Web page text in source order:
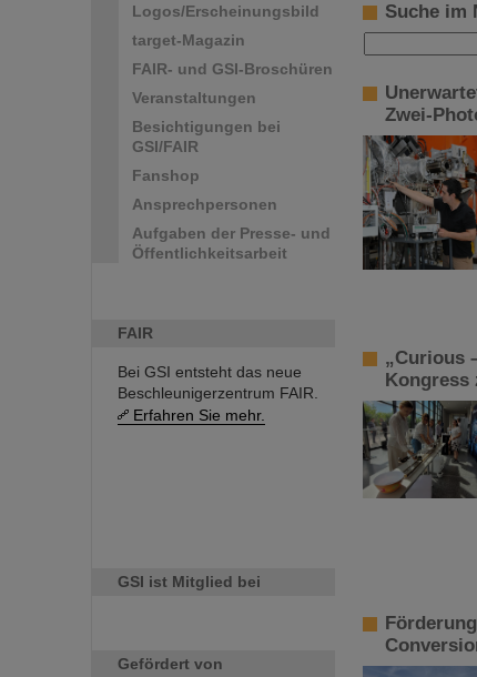
Logos/Erscheinungsbild
target-Magazin
FAIR- und GSI-Broschüren
Veranstaltungen
Besichtigungen bei
GSI/FAIR
Fanshop
Ansprechpersonen
Aufgaben der Presse- und
Öffentlichkeitsarbeit
FAIR
Bei GSI entsteht das neue
Beschleunigerzentrum FAIR.
Erfahren Sie mehr.
GSI ist Mitglied bei
Gefördert von
Suche im
Zwei-
„Curious
Kongress